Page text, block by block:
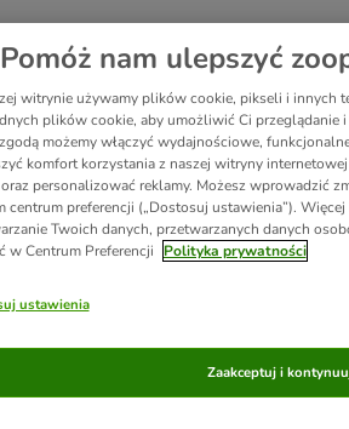
been changed
7 opcji
Pomóż nam ulepszyć
witrynie używamy plików cookie, pikseli i innych
plików cookie, aby umożliwić Ci przeglądanie
możemy włączyć wydajnościowe,
komfort korzystania z naszej witryny
oraz personalizować reklamy. Możesz wprowadzić
centrum preferencji („Dostosuj ustawienia”).
Twoich danych, przetwarzanych danych
w Centrum Preferencji
Polityka prywatności
ustawienia
Zaakceptuj i